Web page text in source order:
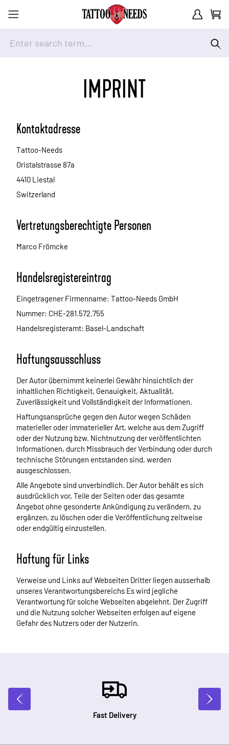
Customer
Cart
IMPRINT
Kontaktadresse
Tattoo-Needs
Oristalstrasse 87a
4410 Liestal
Switzerland
Vertretungsberechtigte Personen
Marco Frömcke
Handelsregistereintrag
Eingetragener Firmenname: Tattoo-Needs GmbH
Nummer: CHE-281.572.755
Handelsregisteramt: Basel-Landschaft
Haftungsausschluss
Der Autor übernimmt keinerlei Gewähr hinsichtlich der
inhaltlichen Richtigkeit, Genauigkeit, Aktualität,
Zuverlässigkeit und Vollständigkeit der Informationen.
Haftungsansprüche gegen den Autor wegen Schäden
materieller oder immaterieller Art, welche aus dem Zugriff
oder der Nutzung bzw. Nichtnutzung der veröffentlichten
Informationen, durch Missbrauch der Verbindung oder durch
technische Störungen entstanden sind, werden
ausgeschlossen.
Alle Angebote sind unverbindlich. Der Autor behält es sich
ausdrücklich vor, Teile der Seiten oder das gesamte
Angebot ohne gesonderte Ankündigung zu verändern, zu
ergänzen, zu löschen oder die Veröffentlichung zeitweise
oder endgültig einzustellen.
Haftung für Links
Verweise und Links auf Webseiten Dritter liegen ausserhalb
unseres Verantwortungsbereichs Es wird jegliche
Verantwortung für solche Webseiten abgelehnt. Der Zugriff
und die Nutzung solcher Webseiten erfolgen auf eigene
Gefahr des Nutzers oder der Nutzerin.
Fast Delivery